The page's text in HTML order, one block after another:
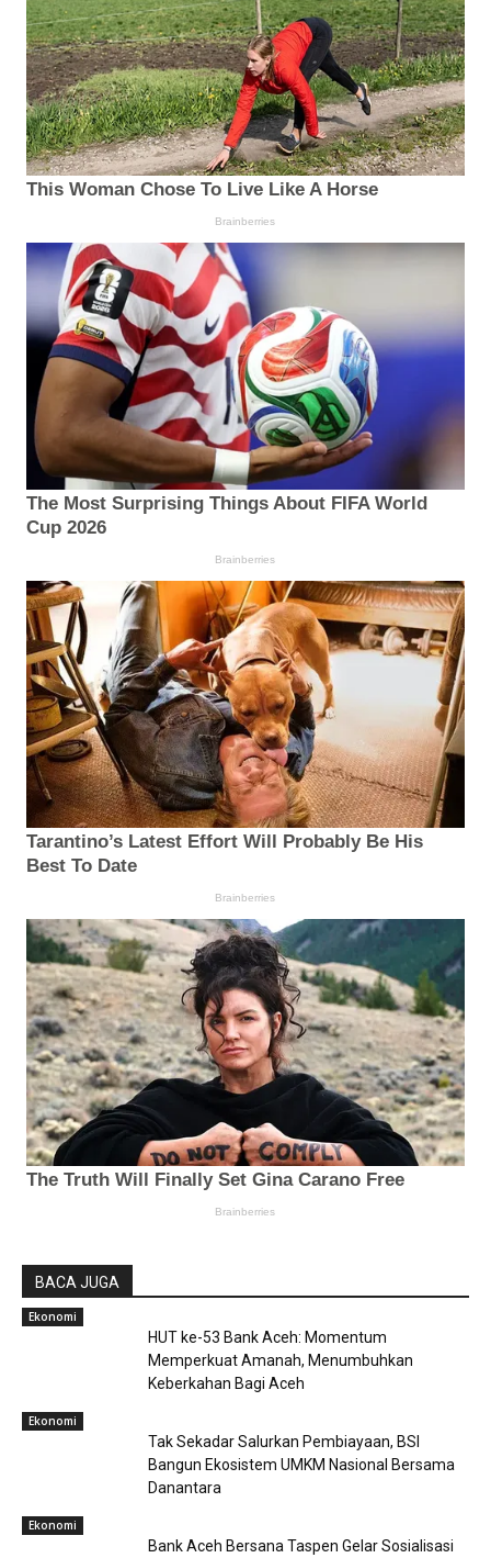
BACA JUGA
Ekonomi
HUT ke-53 Bank Aceh: Momentum
Memperkuat Amanah, Menumbuhkan
Keberkahan Bagi Aceh
Ekonomi
Tak Sekadar Salurkan Pembiayaan, BSI
Bangun Ekosistem UMKM Nasional Bersama
Danantara
Ekonomi
Bank Aceh Bersana Taspen Gelar Sosialisasi